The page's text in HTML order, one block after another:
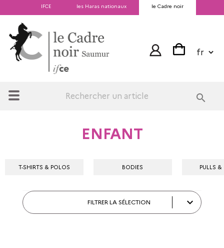
IFCE les Haras nationaux le Cadre noir
search
ENFANT
T-SHIRTS & POLOS BODIES PULLS &
FILTRER LA SÉLECTION 